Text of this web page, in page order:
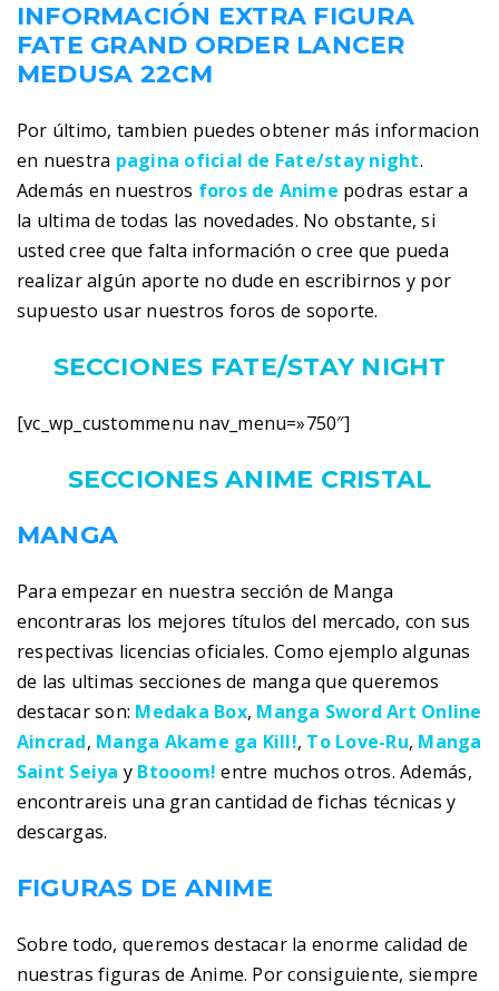
INFORMACIÓN EXTRA FIGURA
FATE GRAND ORDER LANCER
MEDUSA 22CM
Por último, tambien puedes obtener más informacion
en nuestra pagina oficial de Fate/stay night.
Además en nuestros foros de Anime podras estar a
la ultima de todas las novedades. No obstante, si
usted cree que falta información o cree que pueda
realizar algún aporte no dude en escribirnos y por
supuesto usar nuestros foros de soporte.
SECCIONES FATE/STAY NIGHT
[vc_wp_custommenu nav_menu=»750″]
SECCIONES ANIME CRISTAL
MANGA
Para empezar en nuestra sección de Manga
encontraras los mejores títulos del mercado, con sus
respectivas licencias oficiales. Como ejemplo algunas
de las ultimas secciones de manga que queremos
destacar son: Medaka Box, Manga Sword Art Online
Aincrad, Manga Akame ga Kill!, To Love-Ru, Manga
Saint Seiya y Btooom! entre muchos otros. Además,
encontrareis una gran cantidad de fichas técnicas y
descargas.
FIGURAS DE ANIME
Sobre todo, queremos destacar la enorme calidad de
nuestras figuras de Anime. Por consiguiente, siempre